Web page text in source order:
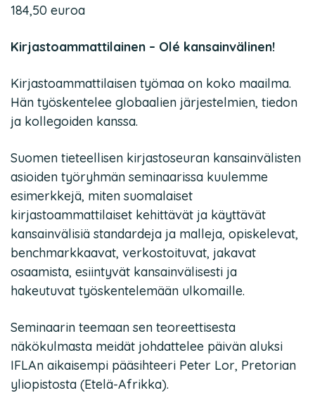
184,50 euroa
Kirjastoammattilainen – Olé kansainvälinen!
Kirjastoammattilaisen työmaa on koko maailma.
Hän työskentelee globaalien järjestelmien, tiedon
ja kollegoiden kanssa.
Suomen tieteellisen kirjastoseuran kansainvälisten
asioiden työryhmän seminaarissa kuulemme
esimerkkejä, miten suomalaiset
kirjastoammattilaiset kehittävät ja käyttävät
kansainvälisiä standardeja ja malleja, opiskelevat,
benchmarkkaavat, verkostoituvat, jakavat
osaamista, esiintyvät kansainvälisesti ja
hakeutuvat työskentelemään ulkomaille.
Seminaarin teemaan sen teoreettisesta
näkökulmasta meidät johdattelee päivän aluksi
IFLAn aikaisempi pääsihteeri Peter Lor, Pretorian
yliopistosta (Etelä-Afrikka).